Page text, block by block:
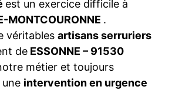
est un exercice difficile à
MONTCOURONNE .
véritables artisans serruriers
de ESSONNE – 91530
métier et toujours
intervention en urgence